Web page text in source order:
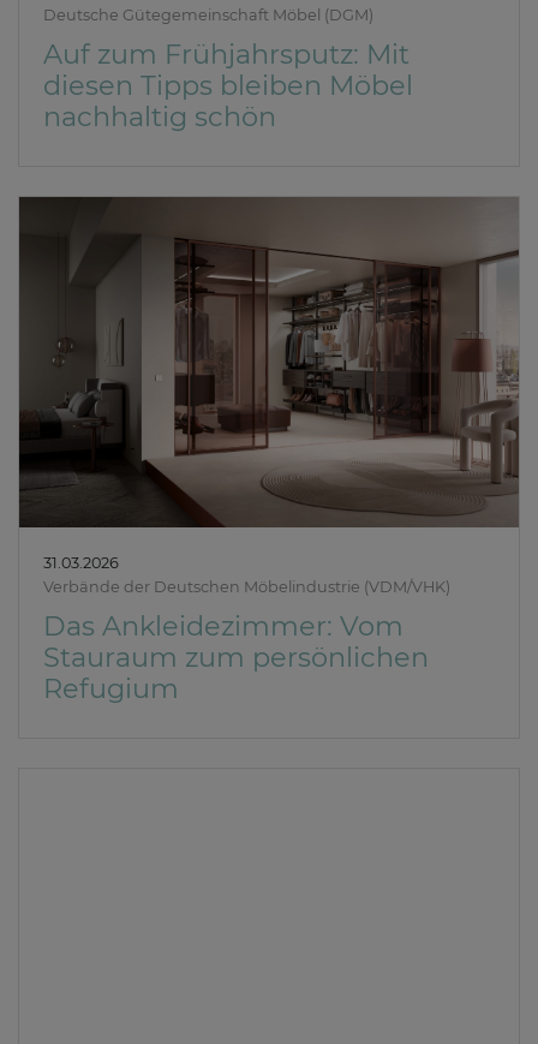
Deutsche Gütegemeinschaft Möbel (DGM)
Auf zum Frühjahrsputz: Mit
diesen Tipps bleiben Möbel
nachhaltig schön
31.03.2026
Verbände der Deutschen Möbelindustrie (VDM/VHK)
Das Ankleidezimmer: Vom
Stauraum zum persönlichen
Refugium